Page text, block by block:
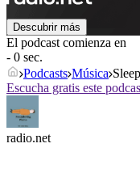
Descubrir más
El podcast comienza en
- 0 sec.
Podcasts Música
Escucha gratis este
radio.net